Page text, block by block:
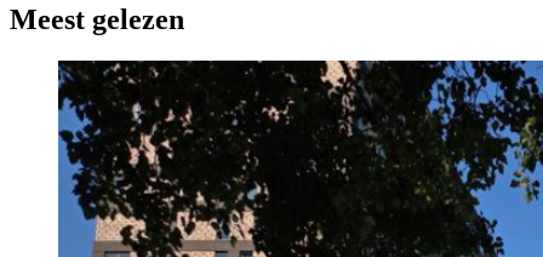
Meest gelezen